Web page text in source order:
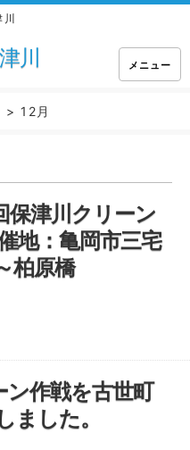
川 メニュー
> 12月
保津川クリーン
地：亀岡市三宅
原橋
ン作戦を古世町
ました。